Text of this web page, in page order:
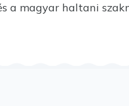
a magyar haltani